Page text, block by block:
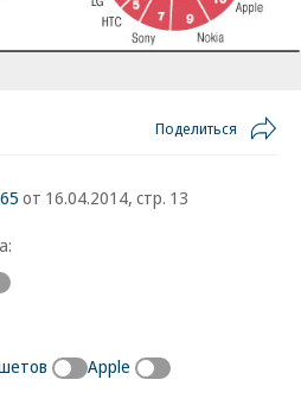
Поделиться
от 16.04.2014, стр. 13
Apple